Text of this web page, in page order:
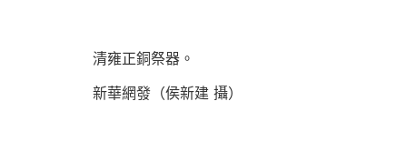
清雍正銅祭器。
新華網發（侯新建 攝）